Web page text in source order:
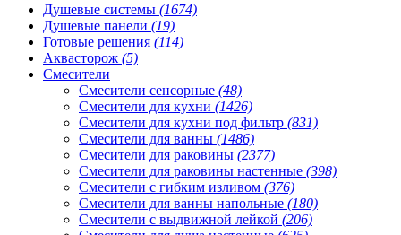
Душевые системы (1674)
Душевые панели (19)
Готовые решения (114)
Аквасторож (5)
Смесители
Смесители сенсорные (48)
Смесители для кухни (1426)
Смесители для кухни под фильтр (831)
Смесители для ванны (1486)
Смесители для раковины (2377)
Смесители для раковины настенные (398)
Смесители с гибким изливом (376)
Смесители для ванны напольные (180)
Смесители с выдвижной лейкой (206)